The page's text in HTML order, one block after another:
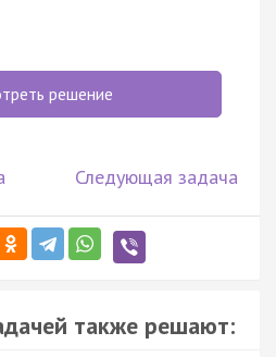
решение
Следующая задача
также решают: